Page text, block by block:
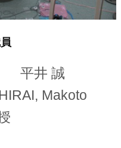
平井 誠
HIRAI, Makoto